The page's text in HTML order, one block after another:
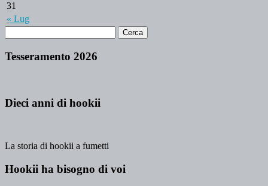
« Lug
31
Tesseramento 2026
Dieci anni di hookii
La storia di hookii a fumetti
Hookii ha bisogno di voi